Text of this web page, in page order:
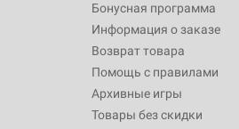
Бонусная программа
Информация о заказе
Возврат товара
Помощь с правилами
Архивные игры
Товары без скидки